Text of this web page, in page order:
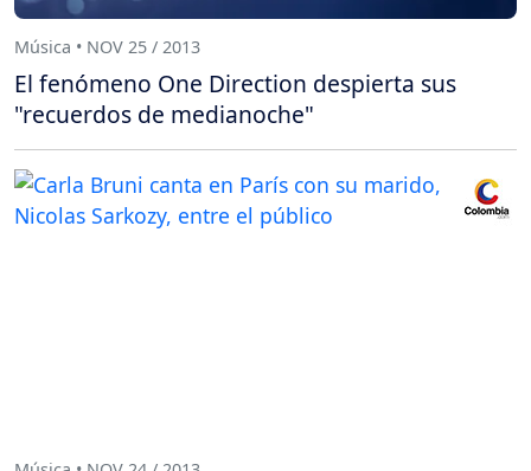
Música • NOV 25 / 2013
El fenómeno One Direction despierta sus
"recuerdos de medianoche"